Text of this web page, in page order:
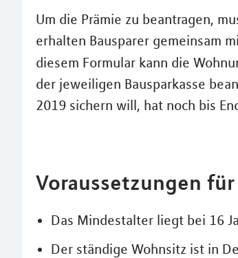
Um die Prämie zu beantragen,
erhalten Bausparer gemeinsam
diesem Formular kann die
der jeweiligen Bausparkasse
2019 sichern will, hat noch bis
Voraussetzungen
Das Mindestalter liegt bei 16
Der ständige Wohnsitz ist in